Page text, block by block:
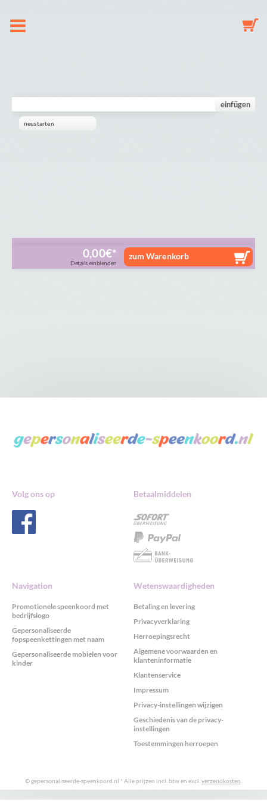
Winkelmandje
einfügen
neustarten
0,00€
Details einblenden
zum Warenkorb
Volg ons op Betaalmiddelen
Navigation
Promotionele speenkoord met
bedrijfslogo
Gepersonaliseerde
fopspeenkettingen met naam
Gepersonaliseerde mobielen voor
kinder
Wetenswaardigheden
Betaling en levering
Privacyverklaring
Herroepingsrecht
Algemene voorwaarden en
klanteninformatie
Klantenservice
Impressum
Privacy-instellingen wijzigen
Geschiedenis van de privacy-
instellingen
Toestemmingen herroepen
© gepersonaliseerde-speenkoord.nl * Alle prijzen incl. btw en excl. verzendkosten